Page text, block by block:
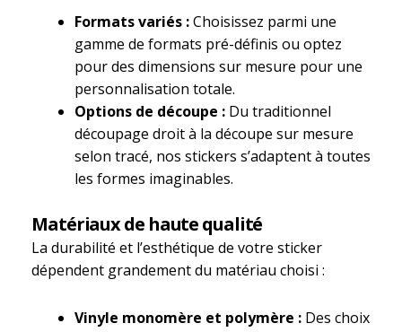
Formats variés :Choisissez parmi une
gamme de formats pré-définis ou optez
pour des dimensions sur mesure pour une
personnalisation totale.
Options de découpe : Du traditionnel
découpage droit à la découpe sur mesure
selon tracé, nos stickers s’adaptent à toutes
les formes imaginables.
Matériaux de haute qualité
La durabilité et l’esthétique de votre sticker
dépendent grandement du matériau choisi :
Vinyle monomère et polymère : Des choix